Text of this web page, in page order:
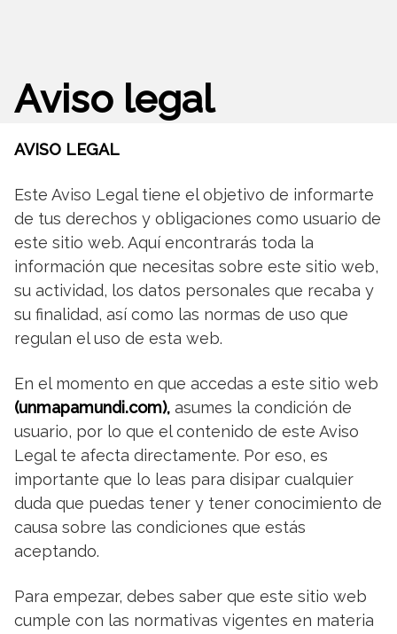
Aviso legal
AVISO LEGAL
Este Aviso Legal tiene el objetivo de informarte
de tus derechos y obligaciones como usuario de
este sitio web. Aquí encontrarás toda la
información que necesitas sobre este sitio web,
su actividad, los datos personales que recaba y
su finalidad, así como las normas de uso que
regulan el uso de esta web.
En el momento en que accedas a este sitio web
(unmapamundi.com), asumes la condición de
usuario, por lo que el contenido de este Aviso
Legal te afecta directamente. Por eso, es
importante que lo leas para disipar cualquier
duda que puedas tener y tener conocimiento de
causa sobre las condiciones que estás
aceptando.
Para empezar, debes saber que este sitio web
cumple con las normativas vigentes en materia